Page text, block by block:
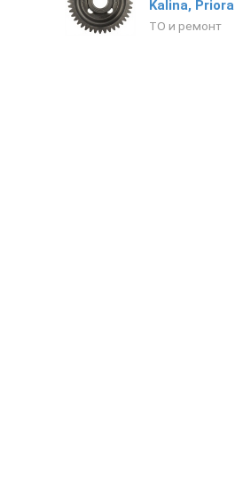
Kalina, Priora
ТО и ремонт